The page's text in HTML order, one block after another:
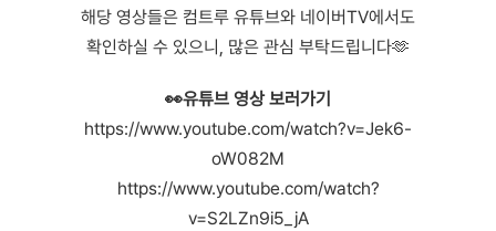
해당 영상들은 컴트루 유튜브와 네이버TV에서도
확인하실 수 있으니, 많은 관심 부탁드립니다🫶
👀유튜브 영상 보러가기
https://www.youtube.com/watch?v=Jek6-
oW082M
https://www.youtube.com/watch?
v=S2LZn9i5_jA